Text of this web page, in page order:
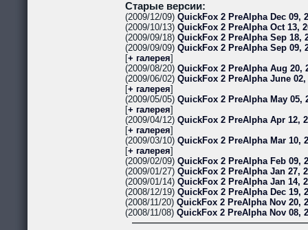
Старые версии:
(2009/12/09) QuickFox 2 PreAlpha Dec 09,
(2009/10/13) QuickFox 2 PreAlpha Oct 13,
(2009/09/18) QuickFox 2 PreAlpha Sep 18,
(2009/09/09) QuickFox 2 PreAlpha Sep 09,
[+ галерея]
(2009/08/20) QuickFox 2 PreAlpha Aug 20,
(2009/06/02) QuickFox 2 PreAlpha June 02,
[+ галерея]
(2009/05/05) QuickFox 2 PreAlpha May 05,
[+ галерея]
(2009/04/12) QuickFox 2 PreAlpha Apr 12,
[+ галерея]
(2009/03/10) QuickFox 2 PreAlpha Mar 10,
[+ галерея]
(2009/02/09) QuickFox 2 PreAlpha Feb 09,
(2009/01/27) QuickFox 2 PreAlpha Jan 27,
(2009/01/14) QuickFox 2 PreAlpha Jan 14,
(2008/12/19) QuickFox 2 PreAlpha Dec 19,
(2008/11/20) QuickFox 2 PreAlpha Nov 20,
(2008/11/08) QuickFox 2 PreAlpha Nov 08,